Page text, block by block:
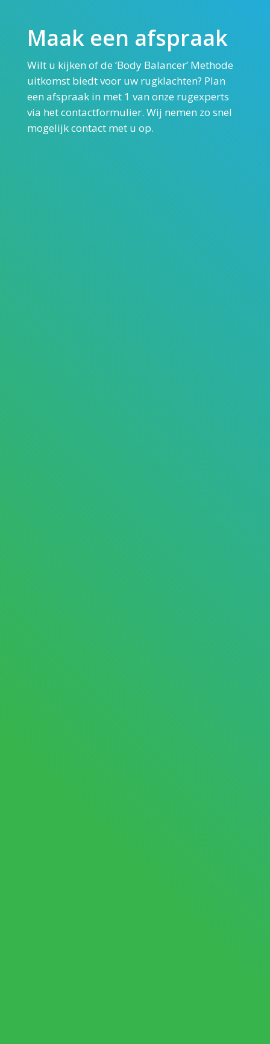
Maak een afspraak
Wilt u kijken of de ‘Body Balancer’ Methode
uitkomst biedt voor uw rugklachten? Plan
een afspraak in met 1 van onze rugexperts
via het contactformulier. Wij nemen zo snel
mogelijk contact met u op.